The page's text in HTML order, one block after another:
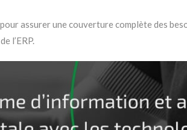
assurer une couverture complète des
l’ERP.